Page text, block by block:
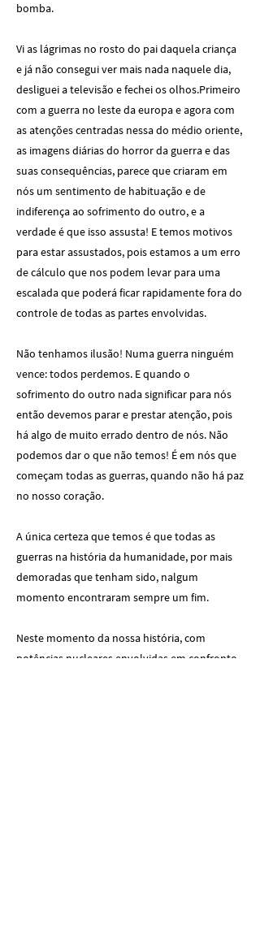
bomba.
Vi as lágrimas no rosto do pai daquela criança
e já não consegui ver mais nada naquele dia,
desliguei a televisão e fechei os olhos.Primeiro
com a guerra no leste da europa e agora com
as atenções centradas nessa do médio oriente,
as imagens diárias do horror da guerra e das
suas consequências, parece que criaram em
nós um sentimento de habituação e de
indiferença ao sofrimento do outro, e a
verdade é que isso assusta! E temos motivos
para estar assustados, pois estamos a um erro
de cálculo que nos podem levar para uma
escalada que poderá ficar rapidamente fora do
controle de todas as partes envolvidas.
Não tenhamos ilusão! Numa guerra ninguém
vence: todos perdemos. E quando o
sofrimento do outro nada significar para nós
então devemos parar e prestar atenção, pois
há algo de muito errado dentro de nós. Não
podemos dar o que não temos! É em nós que
começam todas as guerras, quando não há paz
no nosso coração.
A única certeza que temos é que todas as
guerras na história da humanidade, por mais
demoradas que tenham sido, nalgum
momento encontraram sempre um fim.
Neste momento da nossa história, com
potências nucleares envolvidas em confronto